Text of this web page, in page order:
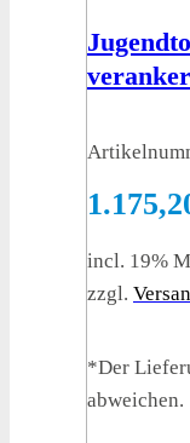
incl. 19%
zzgl.
*Der
abweichen.